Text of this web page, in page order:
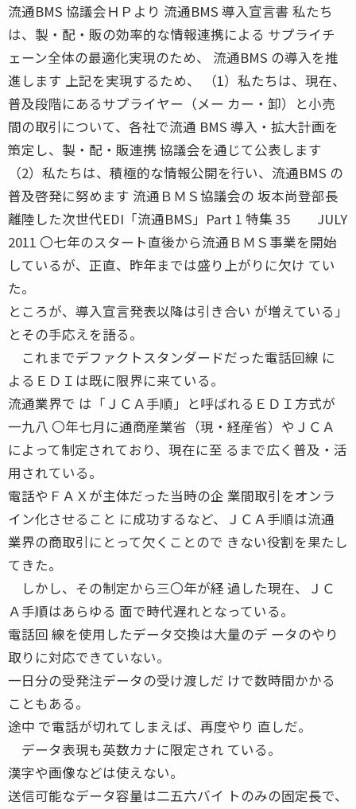
流通BMS 協議会ＨＰより 流通BMS 導入宣言書 私たち
は、製・配・販の効率的な情報連携による サプライチ
ェーン全体の最適化実現のため、 流通BMS の導入を推
進します 上記を実現するため、 （1）私たちは、現在、
普及段階にあるサプライヤー（メー カー・卸）と小売
間の取引について、各社で流通 BMS 導入・拡大計画を
策定し、製・配・販連携 協議会を通じて公表します
（2）私たちは、積極的な情報公開を行い、流通BMS の
普及啓発に努めます 流通ＢＭＳ協議会の 坂本尚登部長
離陸した次世代EDI「流通BMS」Part 1 特集 35 JULY
2011 〇七年のスタート直後から流通ＢＭＳ事業を開始
しているが、正直、昨年までは盛り上がりに欠け てい
た。
ところが、導入宣言発表以降は引き合い が増えている」
とその手応えを語る。
これまでデファクトスタンダードだった電話回線 に
よるＥＤＩは既に限界に来ている。
流通業界で は「ＪＣＡ手順」と呼ばれるＥＤＩ方式が
一九八 〇年七月に通商産業省（現・経産省）やＪＣＡ
によって制定されており、現在に至 るまで広く普及・活
用されている。
電話やＦＡＸが主体だった当時の企 業間取引をオンラ
イン化させること に成功するなど、ＪＣＡ手順は流通
業界の商取引にとって欠くことので きない役割を果たし
てきた。
しかし、その制定から三〇年が経 過した現在、ＪＣ
Ａ手順はあらゆる 面で時代遅れとなっている。
電話回 線を使用したデータ交換は大量のデ ータのやり
取りに対応できていない。
一日分の受発注データの受け渡しだ けで数時間かかる
こともある。
途中 で電話が切れてしまえば、再度やり 直しだ。
データ表現も英数カナに限定され ている。
漢字や画像などは使えない。
送信可能なデータ容量は二五六バイ トのみの固定長で、